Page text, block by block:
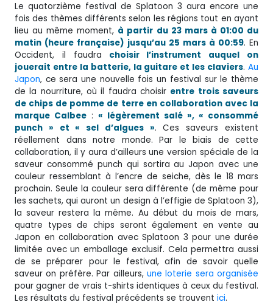
Le quatorzième festival de Splatoon 3 aura encore une
fois des thèmes différents selon les régions tout en ayant
lieu au même moment, à partir du 23 mars à 01:00 du
matin (heure française) jusqu’au 25 mars à 00:59. En
Occident, il faudra choisir l’instrument auquel on
jouerait entre la batterie, la guitare et les claviers.Au
Japon, ce sera une nouvelle fois un festival sur le thème
de la nourriture, où il faudra choisir entre trois saveurs
de chips de pomme de terre en collaboration avec la
marque Calbee : « légèrement salé », « consommé
punch » et « sel d’algues ». Ces saveurs existent
réellement dans notre monde. Par le biais de cette
collaboration, il y aura d’ailleurs une version spéciale de la
saveur consommé punch qui sortira au Japon avec une
couleur ressemblant à l’encre de seiche, dès le 18 mars
prochain. Seule la couleur sera différente (de même pour
les sachets, qui auront un design à l’effigie de Splatoon 3),
la saveur restera la même. Au début du mois de mars,
quatre types de chips seront également en vente au
Japon en collaboration avec Splatoon 3 pour une durée
limitée avec un emballage exclusif. Cela permettra aussi
de se préparer pour le festival, afin de savoir quelle
saveur on préfère. Par ailleurs, une loterie sera organisée
pour gagner de vrais t-shirts identiques à ceux du festival.
Les résultats du festival précédents se trouvent ici.